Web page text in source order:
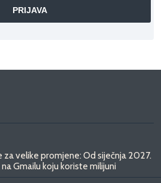
za velike promjene: Od siječnja 2027.
Gmailu koju koriste milijuni